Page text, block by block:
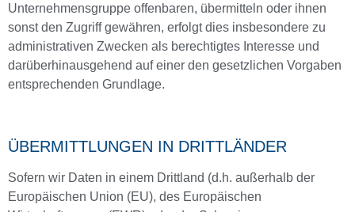
Unternehmensgruppe offenbaren, übermitteln oder ihnen
sonst den Zugriff gewähren, erfolgt dies insbesondere zu
administrativen Zwecken als berechtigtes Interesse und
darüberhinausgehend auf einer den gesetzlichen Vorgaben
entsprechenden Grundlage.
ÜBERMITTLUNGEN IN DRITTLÄNDER
Sofern wir Daten in einem Drittland (d.h. außerhalb der
Europäischen Union (EU), des Europäischen